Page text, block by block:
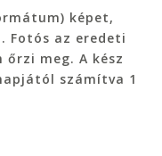
képet,
Fotós az eredeti
őrzi meg. A kész
számítva 1